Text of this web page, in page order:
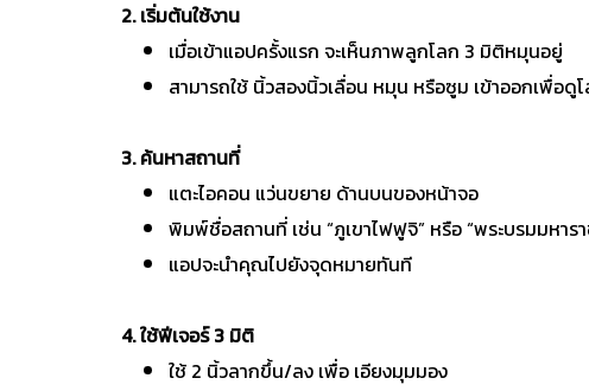
2. เริ่มต้นใช้งาน
เมื่อเข้าแอปครั้งแรก จะเห็นภาพลูกโลก 3 มิติหมุนอยู่
สามารถใช้ นิ้วสองนิ้วเลื่อน หมุน หรือซูม เข้าออกเพื่อดู
3. ค้นหาสถานที่
แตะไอคอน แว่นขยาย ด้านบนของหน้าจอ
พิมพ์ชื่อสถานที่ เช่น “ภูเขาไฟฟูจิ” หรือ “พระบรมมหารา
แอปจะนำคุณไปยังจุดหมายทันที
4. ใช้ฟีเจอร์ 3 มิติ
ใช้ 2 นิ้วลากขึ้น/ลง เพื่อ เอียงมุมมอง